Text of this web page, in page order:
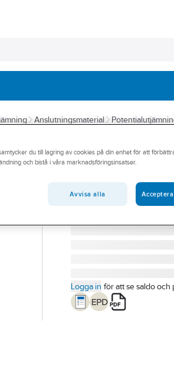
Anslutningsmaterial
OBO BETTERMANN
Rörklämmor för
RÖRKLÄMMA 3/8" -
Artikelnummer:
0681458
5057523
Logga in för att se saldo och
du till lagring av cookies på din enhet för att
och bistå i våra marknadsföringsinsatser.
Avvisa alla